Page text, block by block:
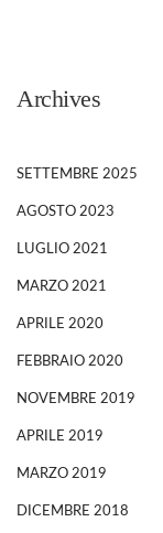
Archives
SETTEMBRE 2025
AGOSTO 2023
LUGLIO 2021
MARZO 2021
APRILE 2020
FEBBRAIO 2020
NOVEMBRE 2019
APRILE 2019
MARZO 2019
DICEMBRE 2018